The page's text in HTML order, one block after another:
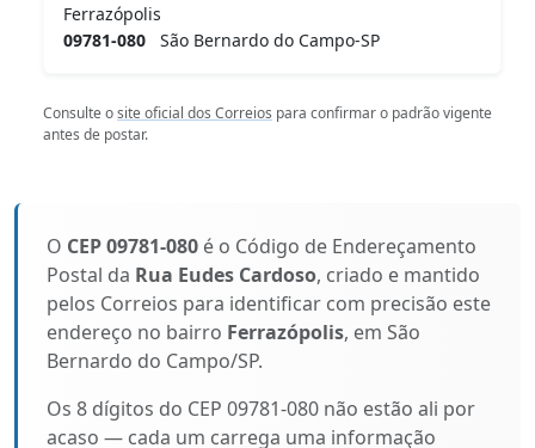
Ferrazópolis
09781-080 São Bernardo do Campo-SP
Consulte osite oficial dos Correios para confirmar o padrão vigente
antes de postar.
O CEP 09781-080 é o Código de Endereçamento
Postal da Rua Eudes Cardoso, criado e mantido
pelos Correios para identificar com precisão este
endereço no bairro Ferrazópolis, em São
Bernardo do Campo/SP.
Os 8 dígitos do CEP 09781-080 não estão ali por
acaso — cada um carrega uma informação